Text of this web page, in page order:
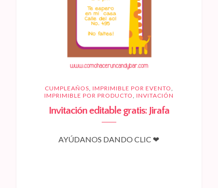
CUMPLEAÑOS, IMPRIMIBLE POR EVENTO,
IMPRIMIBLE POR PRODUCTO, INVITACIÓN
Invitación editable gratis: Jirafa
AYÚDANOS DANDO CLIC ❤